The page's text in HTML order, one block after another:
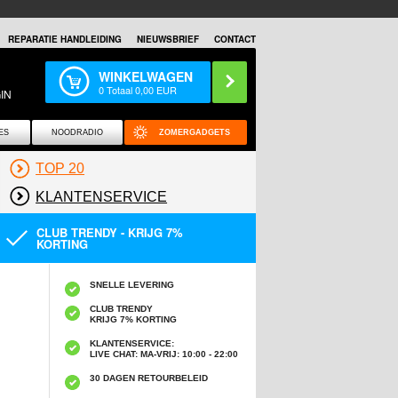
REPARATIE HANDLEIDING NIEUWSBRIEF CONTACT
WINKELWAGEN
0Totaal0,00 EUR
NOODRADIO ZOMERGADGETS
TOP 20
KLANTENSERVICE
CLUB TRENDY - KRIJG 7%
KORTING
SNELLE LEVERING
CLUB TRENDY
KRIJG 7% KORTING
KLANTENSERVICE:
LIVE CHAT: MA-VRIJ: 10:00 - 22:00
30 DAGEN RETOURBELEID